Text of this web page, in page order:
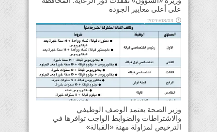
على أعلى معايير الجودة
2026/08/03
وزير الصحة يعتمد الوصف الوظيفي
والاشتراطات والضوابط الواجب توافرها في
الترخيص لمزاولة مهنة «القبالة»